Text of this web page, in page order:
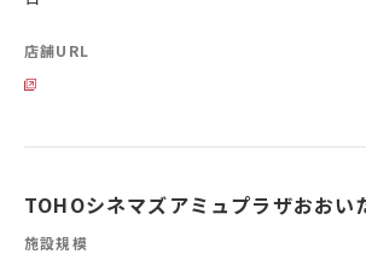
店舗URL
TOHOシネマズアミュプラザおおい
施設規模